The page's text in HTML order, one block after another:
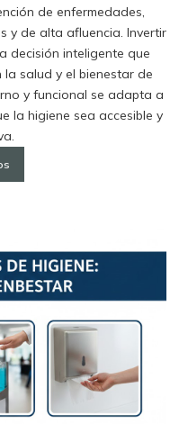
de enfermedades,
y de alta afluencia. Invertir
decisión inteligente que
salud y el bienestar de
y funcional se adapta a
la higiene sea accesible y